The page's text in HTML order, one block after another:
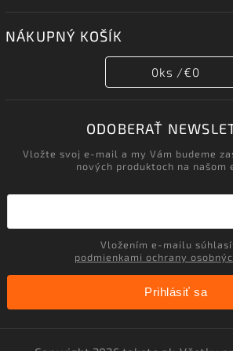
NÁKUPNÝ KOŠÍK
0ks /€0
ODOBERAŤ
Vložte svoj e-mail a my Vám budeme
nových produktoch na našom
podmienkami ochrany
Prihlásiť sa